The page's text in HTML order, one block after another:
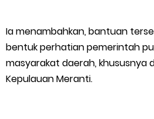
Masyarakat Desa Se- Kecamatan
Bupati Asmar Perkuat Sinergi
Ia menambahkan, bantuan
bentuk perhatian pemerintah
masyarakat daerah, khususnya
Kepulauan Meranti.